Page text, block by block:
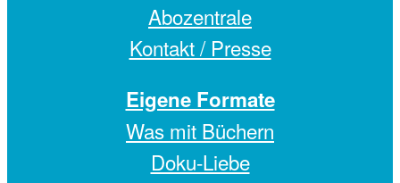
Abozentrale
Kontakt / Presse
Eigene Formate
Was mit Büchern
Doku-Liebe